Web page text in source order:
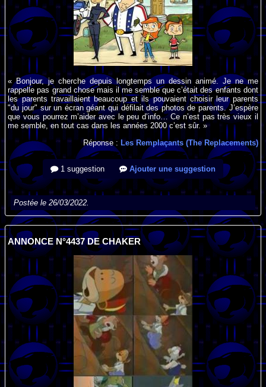
« Bonjour, je cherche depuis longtemps un dessin animé. Je ne me
rappelle pas grand chose mais il me semble que c’était des enfants dont
les parents travaillaient beaucoup et ils pouvaient choisir leur parents
"du jour" sur un écran géant qui défilait des photos de parents. J’espère
que vous pourrez m’aider avec le peu d’info… Ce n’est pas très vieux il
me semble, en tout cas dans les années 2000 c’est sûr. »
Réponse : Les Remplaçants (The Replacements)
1 suggestion Ajouter une suggestion
Postée le 26/03/2022.
ANNONCE N°4437 DE CHAKER